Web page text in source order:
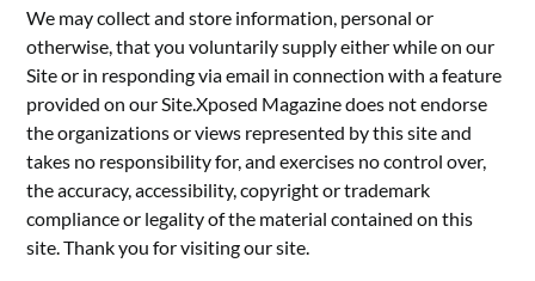
We may collect and store information, personal or
otherwise, that you voluntarily supply either while on our
Site or in responding via email in connection with a feature
provided on our Site.Xposed Magazine does not endorse
the organizations or views represented by this site and
takes no responsibility for, and exercises no control over,
the accuracy, accessibility, copyright or trademark
compliance or legality of the material contained on this
site. Thank you for visiting our site.